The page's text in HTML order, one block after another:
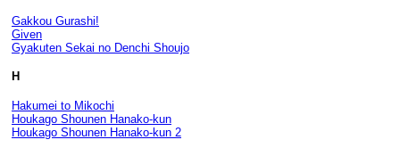
Gakkou Gurashi!
Given
Gyakuten Sekai no Denchi Shoujo
H
Hakumei to Mikochi
Houkago Shounen Hanako-kun
Houkago Shounen Hanako-kun 2